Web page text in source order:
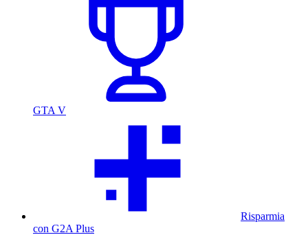
GTA V
Risparmia
con G2A Plus